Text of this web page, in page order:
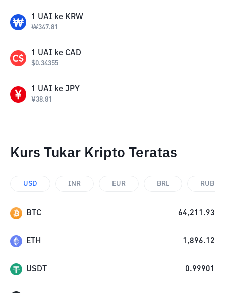
1 UAI ke KRW
₩347.81
1 UAI ke CAD
$0.34355
1 UAI ke JPY
¥38.81
Kurs Tukar Kripto Teratas
USD INR EUR BRL RUB
BTC 64,211.93
ETH 1,896.12
USDT 0.99901